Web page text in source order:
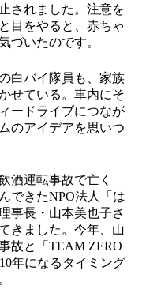
されました。注意を
目をやると、赤ちゃ
づいたのです。
白バイ隊員も、家族
せている。車内にそ
ードライブにつなが
のアイデアを思いつ
酒運転事故で亡く
できたNPO法人「は
事長・山本美也子さ
きました。今年、山
故と「TEAM ZERO
年になるタイミング